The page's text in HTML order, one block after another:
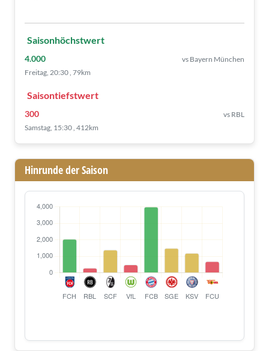
Saisonhöchstwert
4.000
vs Bayern München
Freitag, 20:30 , 79km
Saisontiefstwert
300
vs RBL
Samstag, 15:30 , 412km
Hinrunde der Saison